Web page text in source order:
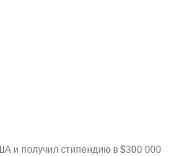
и получил стипендию в $300 000